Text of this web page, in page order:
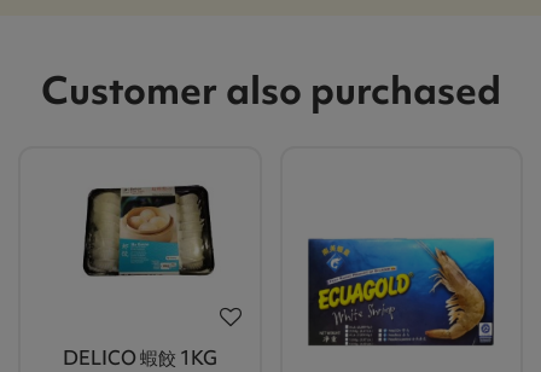
Customer also purchased
DELICO 蝦餃 1KG